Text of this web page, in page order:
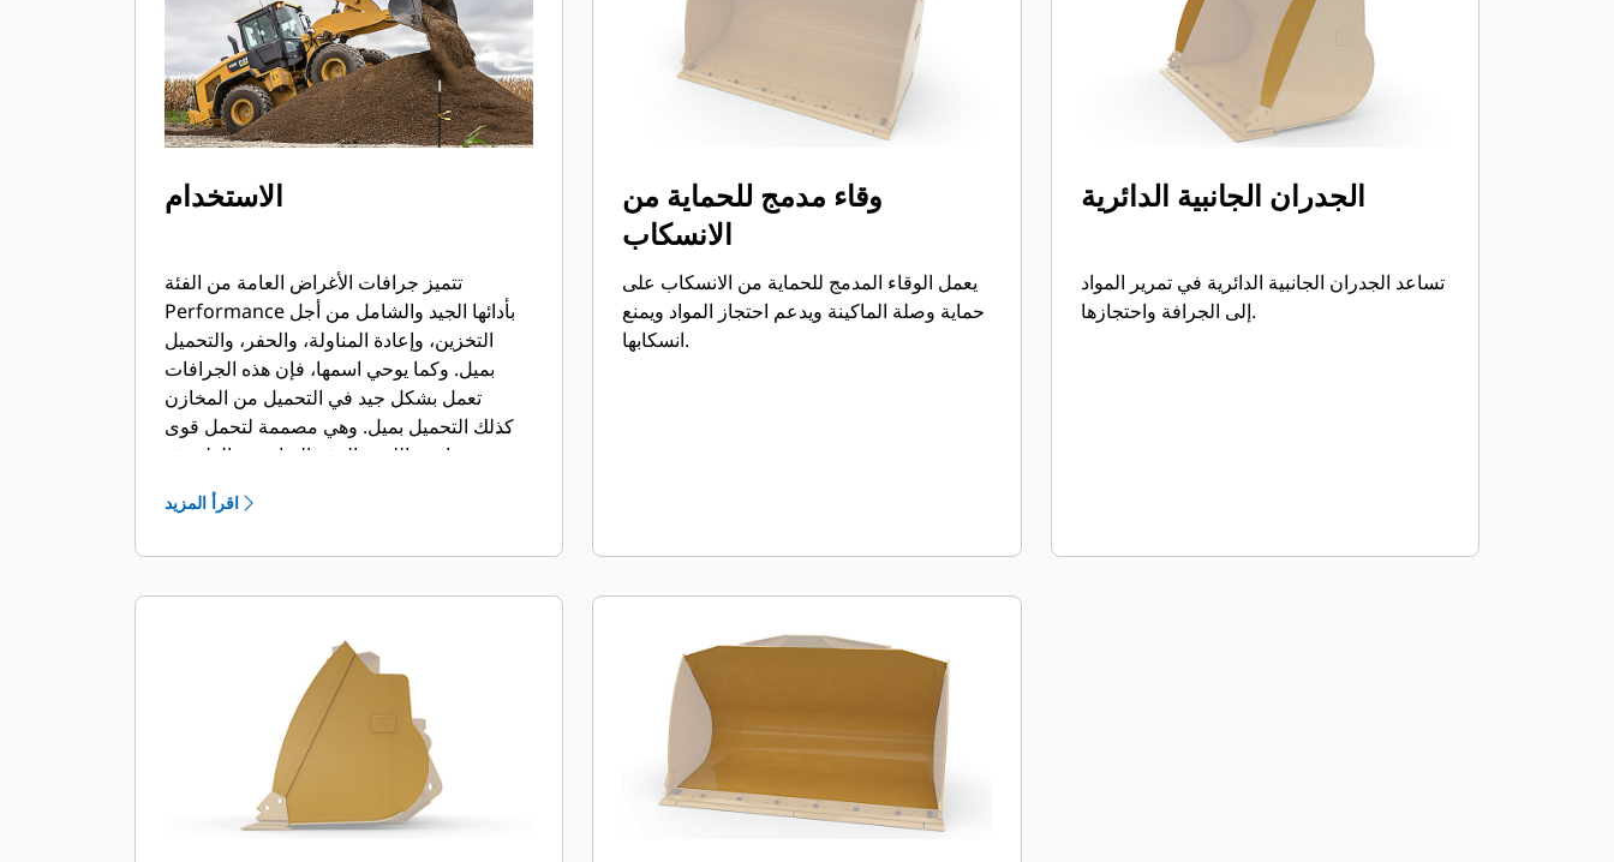
الاستخدام
تتميز جرافات الأغراض العامة من الفئة
Performance بأدائها الجيد والشامل من أجل
التخزين، وإعادة المناولة، والحفر، والتحميل
بميل. وكما يوحي اسمها، فإن هذه الجرافات
تعمل بشكل جيد في التحميل من المخازن
وكذلك التحميل بميل. وهي مصممة لتحمل قوى
مقاومة اللف والرفع القياسية والظروف
والتسوية. يمكن أن يصل عامل التعبئة لجرافات
اقرأ المزيد
وقاء مدمج للحماية من
الانسكاب
يعمل الوقاء المدمج للحماية من الانسكاب على
حماية وصلة الماكينة ويدعم احتجاز المواد ويمنع
انسكابها.
الجدران الجانبية الدائرية
تساعد الجدران الجانبية الدائرية في تمرير المواد
إلى الجرافة واحتجازها.